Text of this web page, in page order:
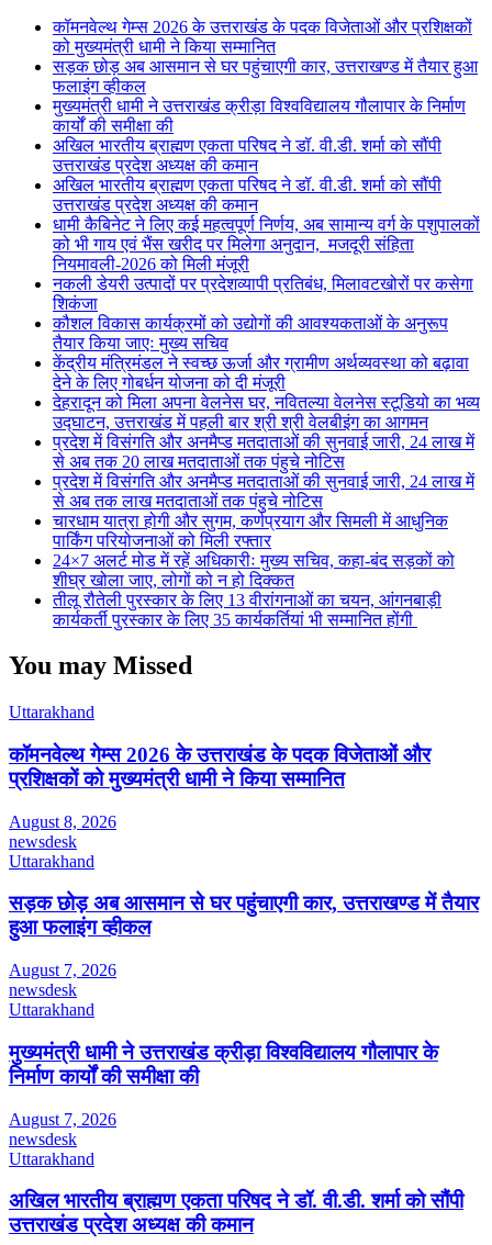
कॉमनवेल्थ गेम्स 2026 के उत्तराखंड के पदक विजेताओं और प्रशिक्षकों
को मुख्यमंत्री धामी ने किया सम्मानित
सड़क छोड़ अब आसमान से घर पहुंचाएगी कार, उत्तराखण्ड में तैयार हुआ
फलाइंग व्हीकल
मुख्यमंत्री धामी ने उत्तराखंड क्रीड़ा विश्वविद्यालय गौलापार के निर्माण
कार्यों की समीक्षा की
अखिल भारतीय ब्राह्मण एकता परिषद ने डॉ. वी.डी. शर्मा को सौंपी
उत्तराखंड प्रदेश अध्यक्ष की कमान
अखिल भारतीय ब्राह्मण एकता परिषद ने डॉ. वी.डी. शर्मा को सौंपी
उत्तराखंड प्रदेश अध्यक्ष की कमान
धामी कैबिनेट ने लिए कई महत्वपूर्ण निर्णय, अब सामान्य वर्ग के पशुपालकों
को भी गाय एवं भैंस खरीद पर मिलेगा अनुदान, मजदूरी संहिता
नियमावली-2026 को मिली मंजूरी
नकली डेयरी उत्पादों पर प्रदेशव्यापी प्रतिबंध, मिलावटखोरों पर कसेगा
शिकंजा
कौशल विकास कार्यक्रमों को उद्योगों की आवश्यकताओं के अनुरूप
तैयार किया जाएः मुख्य सचिव
केंद्रीय मंत्रिमंडल ने स्वच्छ ऊर्जा और ग्रामीण अर्थव्यवस्था को बढ़ावा
देने के लिए गोबर्धन योजना को दी मंजूरी
देहरादून को मिला अपना वेलनेस घर, नवितल्या वेलनेस स्टूडियो का भव्य
उद्घाटन, उत्तराखंड में पहली बार श्री श्री वेलबीइंग का आगमन
प्रदेश में विसंगति और अनमैप्ड मतदाताओं की सुनवाई जारी, 24 लाख में
से अब तक 20 लाख मतदाताओं तक पंहुचे नोटिस
प्रदेश में विसंगति और अनमैप्ड मतदाताओं की सुनवाई जारी, 24 लाख में
से अब तक लाख मतदाताओं तक पंहुचे नोटिस
चारधाम यात्रा होगी और सुगम, कर्णप्रयाग और सिमली में आधुनिक
पार्किंग परियोजनाओं को मिली रफ्तार
24×7 अलर्ट मोड में रहें अधिकारीः मुख्य सचिव, कहा-बंद सड़कों को
शीघ्र खोला जाए, लोगों को न हो दिक्कत
तीलू रौतेली पुरस्कार के लिए 13 वीरांगनाओं का चयन, आंगनबाड़ी
कार्यकर्ती पुरस्कार के लिए 35 कार्यकर्तियां भी सम्मानित होंगी
You may Missed
Uttarakhand
कॉमनवेल्थ गेम्स 2026 के उत्तराखंड के पदक विजेताओं और
प्रशिक्षकों को मुख्यमंत्री धामी ने किया सम्मानित
August 8, 2026
newsdesk
Uttarakhand
सड़क छोड़ अब आसमान से घर पहुंचाएगी कार, उत्तराखण्ड में तैयार
हुआ फलाइंग व्हीकल
August 7, 2026
newsdesk
Uttarakhand
मुख्यमंत्री धामी ने उत्तराखंड क्रीड़ा विश्वविद्यालय गौलापार के
निर्माण कार्यों की समीक्षा की
August 7, 2026
newsdesk
Uttarakhand
अखिल भारतीय ब्राह्मण एकता परिषद ने डॉ. वी.डी. शर्मा को सौंपी
उत्तराखंड प्रदेश अध्यक्ष की कमान